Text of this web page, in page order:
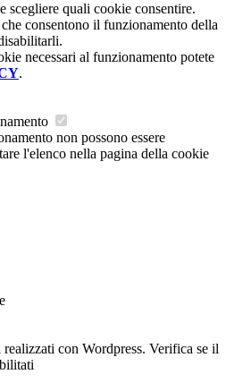
scegliere quali cookie consentire.
consentono il funzionamento della
necessari al funzionamento potete
.
non possono essere
l'elenco nella pagina della cookie
con Wordpress. Verifica se il